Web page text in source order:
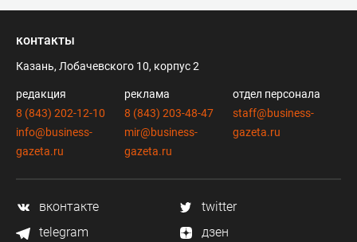
контакты
Казань, Лобачевского 10, корпус 2
редакция
8 (843) 202-12-10
info@business-
gazeta.ru
реклама
8 (843) 203-48-47
mir@business-
gazeta.ru
отдел персонала
staff@business-
gazeta.ru
вконтакте
twitter
telegram
дзен